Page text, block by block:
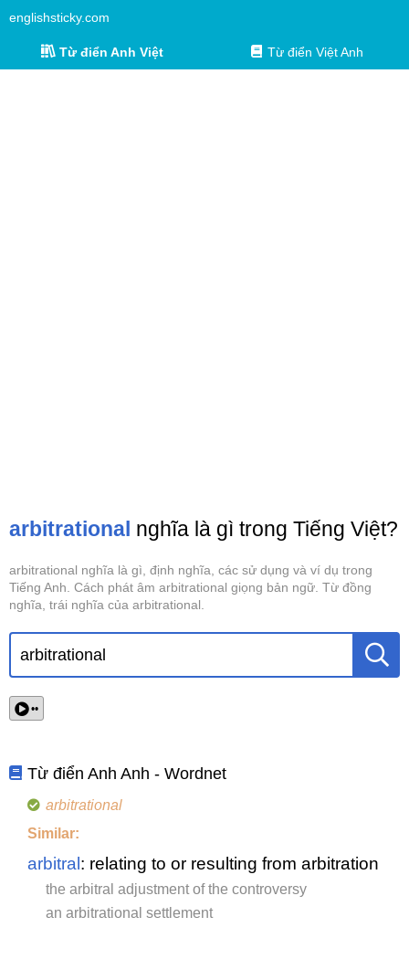
englishsticky.com
Từ điển Anh Việt Từ điển Việt Anh
arbitrational nghĩa là gì trong Tiếng Việt?
arbitrational nghĩa là gì, định nghĩa, các sử dụng và ví dụ trong
Tiếng Anh. Cách phát âm arbitrational giọng bản ngữ. Từ đồng
nghĩa, trái nghĩa của arbitrational.
••
Từ điển Anh Anh - Wordnet
arbitrational
Similar:
arbitral : relating to or resulting from arbitration
the arbitral adjustment of the controversy
an arbitrational settlement